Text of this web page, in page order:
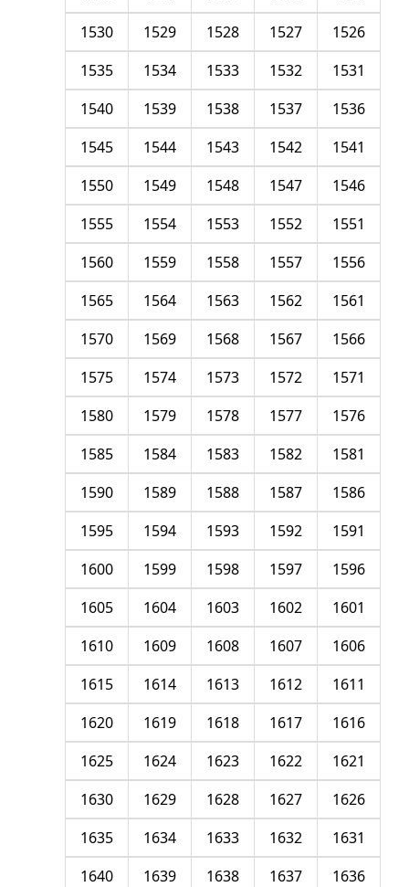
1526
1527
1528
1529
1530
1531
1532
1533
1534
1535
1536
1537
1538
1539
1540
1541
1542
1543
1544
1545
1546
1547
1548
1549
1550
1551
1552
1553
1554
1555
1556
1557
1558
1559
1560
1561
1562
1563
1564
1565
1566
1567
1568
1569
1570
1571
1572
1573
1574
1575
1576
1577
1578
1579
1580
1581
1582
1583
1584
1585
1586
1587
1588
1589
1590
1591
1592
1593
1594
1595
1596
1597
1598
1599
1600
1601
1602
1603
1604
1605
1606
1607
1608
1609
1610
1611
1612
1613
1614
1615
1616
1617
1618
1619
1620
1621
1622
1623
1624
1625
1626
1627
1628
1629
1630
1631
1632
1633
1634
1635
1636
1637
1638
1639
1640